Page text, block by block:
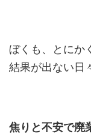
ぼくも、とにか
結果が出ない日
焦りと不安で廃